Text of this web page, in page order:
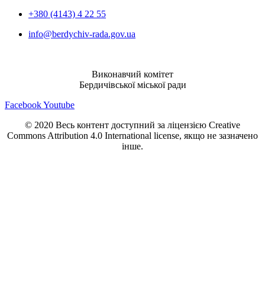
+380 (4143) 4 22 55
info@berdychiv-rada.gov.ua
Виконавчий комітет
Бердичівської міської ради
FacebookYoutube
© 2020 Весь контент доступний за ліцензією Creative
Commons Attribution 4.0 International license, якщо не зазначено
інше.